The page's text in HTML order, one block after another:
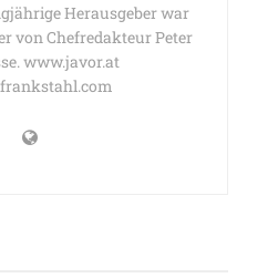
Herausgeber war
von Chefredakteur Peter
www.javor.at